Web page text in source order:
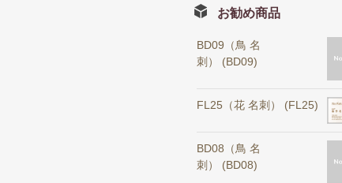
お勧め商品
BD09（鳥 名
刺） (BD09)
FL25（花 名刺） (FL25)
BD08（鳥 名
刺） (BD08)